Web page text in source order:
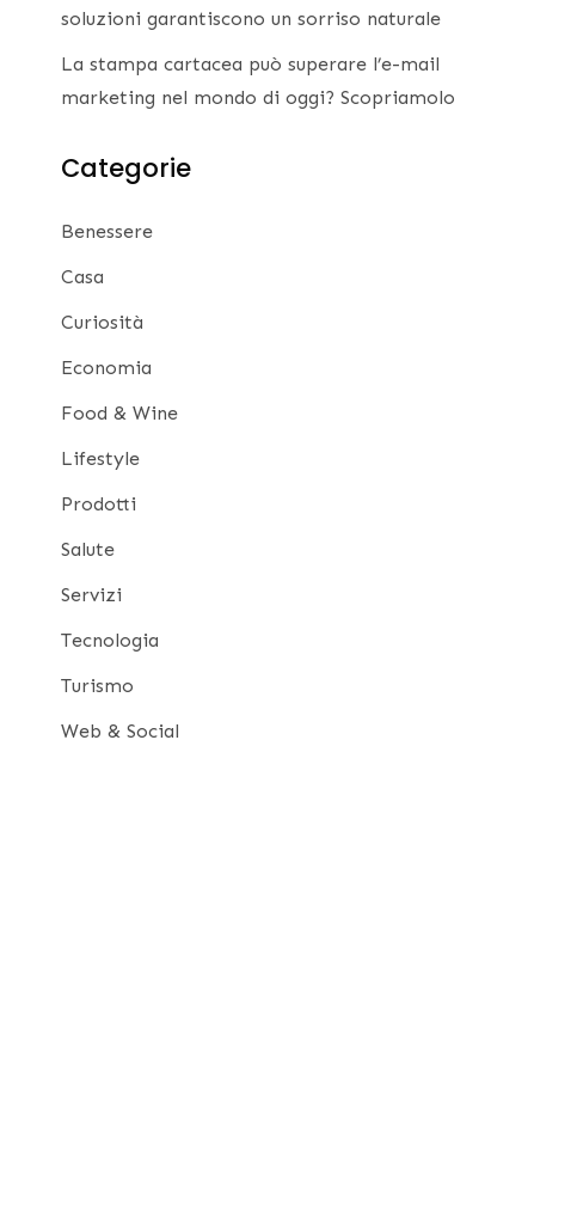
soluzioni garantiscono un sorriso naturale
La stampa cartacea può superare l’e-mail
marketing nel mondo di oggi? Scopriamolo
Categorie
Benessere
Casa
Curiosità
Economia
Food & Wine
Lifestyle
Prodotti
Salute
Servizi
Tecnologia
Turismo
Web & Social